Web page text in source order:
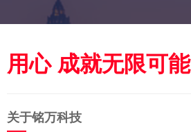
用心 成就无限可能
关于铭万科技